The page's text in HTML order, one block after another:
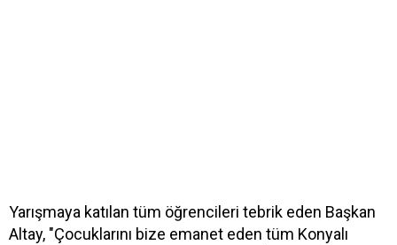
Yarışmaya katılan tüm öğrencileri tebrik eden Başkan
Altay, "Çocuklarını bize emanet eden tüm Konyalı